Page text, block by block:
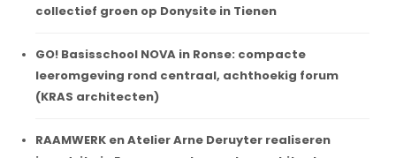
collectief groen op Donysite in Tienen
GO! Basisschool NOVA in Ronse: compacte
leeromgeving rond centraal, achthoekig forum
(KRAS architecten)
RAAMWERK en Atelier Arne Deruyter realiseren